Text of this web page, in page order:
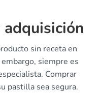
sin receta en
siempre es
Comprar
pastilla sea segura.